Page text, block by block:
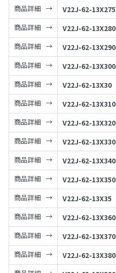
商品詳細
V22J-62-13X275
商品詳細
V22J-62-13X280
商品詳細
V22J-62-13X290
商品詳細
V22J-62-13X300
商品詳細
V22J-62-13X30
商品詳細
V22J-62-13X310
商品詳細
V22J-62-13X320
商品詳細
V22J-62-13X330
商品詳細
V22J-62-13X340
商品詳細
V22J-62-13X350
商品詳細
V22J-62-13X35
商品詳細
V22J-62-13X360
商品詳細
V22J-62-13X370
商品詳細
V22J-62-13X380